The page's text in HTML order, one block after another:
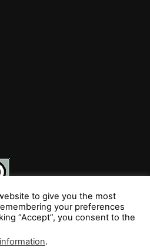
to give you the most
your preferences
“Accept”, you consent to the
.